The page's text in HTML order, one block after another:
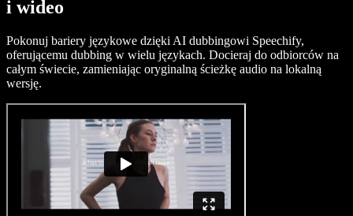
i wideo
Pokonuj bariery językowe dzięki AI dubbingowi Speechify,
oferującemu dubbing w wielu językach. Docieraj do odbiorców na
całym świecie, zamieniając oryginalną ścieżkę audio na lokalną
wersję.